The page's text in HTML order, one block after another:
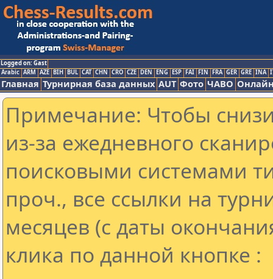
Logged on: Gast
Arabic ARM AZE BIH BUL CAT CHN CRO CZE DEN ENG ESP FAI FIN FRA GER GRE INA
Главная Турнирная база данных AUT Фото ЧАВО
Примечание: Чтобы
из-за ежедневного
поисковыми системами
проч., все ссылки на
месяцев (с даты
клика по данной кнопке :